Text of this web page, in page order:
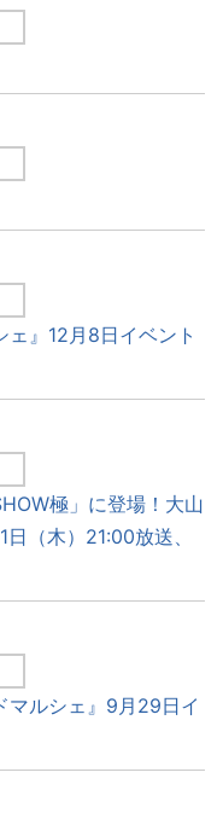
ェ』12月8日イベント
極」に登場！大山
（木）21:00放送、
マルシェ』9月29日イ